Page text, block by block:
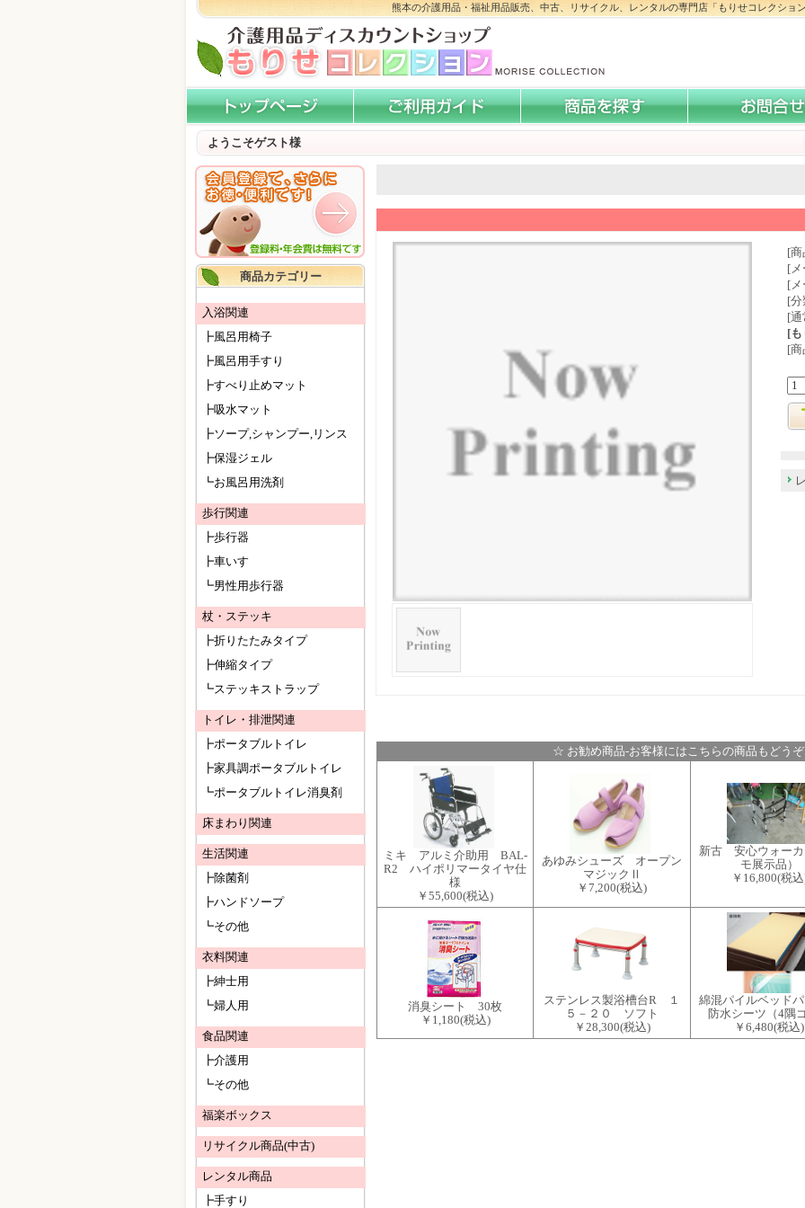
熊本の介護用品・福祉用品販売、中古、リサイクル、レンタルの専門店「もりせコレクショ
ようこそゲスト様
[商
[メ
[メ
[分
[通
[
[
☆ お勧め商品-お客様にはこちらの商品もどう
ミキ アルミ介助用 BAL-
R2 ハイポリマータイヤ仕
様
￥55,600(税込)
あゆみシューズ オープン
マジックⅡ
￥7,200(税込)
新古 安心ウォーカ
モ展示品）
￥16,800(税
消臭シート 30枚
￥1,180(税込)
ステンレス製浴槽台R １
５－２０ ソフト
￥28,300(税込)
綿混パイルベッド
防水シーツ（4隅
￥6,480(税込)
商品カテゴリー
入浴関連
┣風呂用椅子
┣風呂用手すり
┣すべり止めマット
┣吸水マット
┣ソープ,シャンプー,リンス
┣保湿ジェル
┗お風呂用洗剤
歩行関連
┣歩行器
┣車いす
┗男性用歩行器
杖・ステッキ
┣折りたたみタイプ
┣伸縮タイプ
┗ステッキストラップ
トイレ・排泄関連
┣ポータブルトイレ
┣家具調ポータブルトイレ
┗ポータブルトイレ消臭剤
床まわり関連
生活関連
┣除菌剤
┣ハンドソープ
┗その他
衣料関連
┣紳士用
┗婦人用
食品関連
┣介護用
┗その他
福楽ボックス
リサイクル商品(中古)
レンタル商品
┣手すり